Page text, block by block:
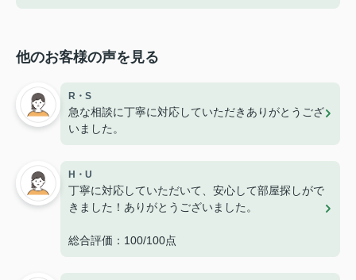
他のお客様の声を見る
R・S
急な相談に丁寧に対応していただきありがとうござ
いました。
H・U
丁寧に対応していただいて、安心して部屋探しがで
きました！ありがとうございました。
総合評価：100/100点